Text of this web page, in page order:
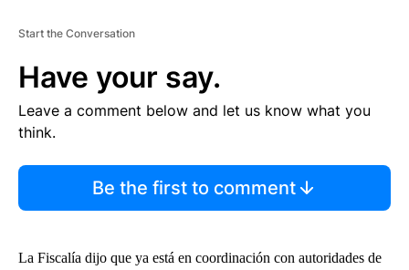
Start the Conversation
Have your say.
Leave a comment below and let us know what you
think.
Be the first to comment
La Fiscalía dijo que ya está en coordinación con autoridades de